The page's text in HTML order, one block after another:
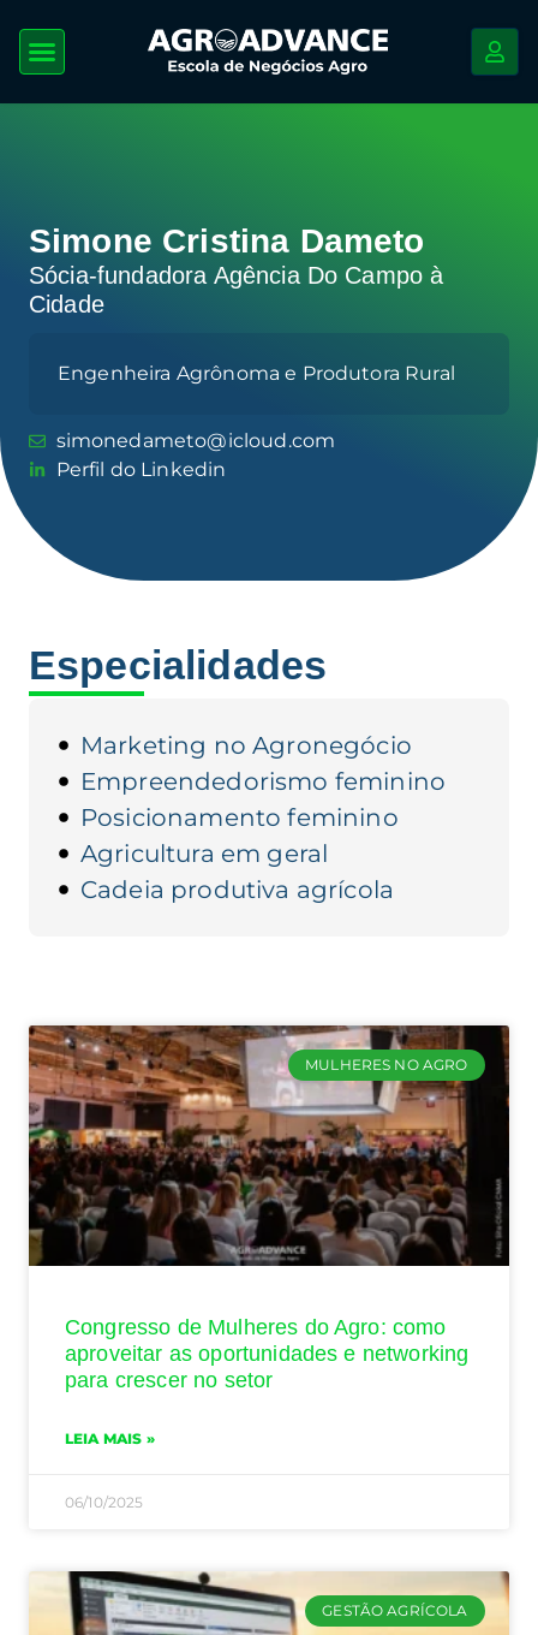
Simone Cristina Dameto
Sócia-fundadora Agência Do Campo à
Cidade
Engenheira Agrônoma e Produtora Rural
simonedameto@icloud.com
Perfil do Linkedin
Especialidades
Marketing no Agronegócio
Empreendedorismo feminino
Posicionamento feminino
Agricultura em geral
Cadeia produtiva agrícola
MULHERES NO AGRO
Congresso de Mulheres do Agro: como
aproveitar as oportunidades e networking
para crescer no setor
LEIA MAIS »
06/10/2025
GESTÃO AGRÍCOLA